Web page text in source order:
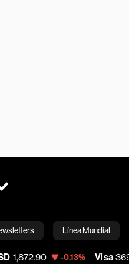
Línea Mundial
Bloomberg
-0.13% Visa 369.59 +1.07%